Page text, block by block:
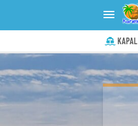

KAPAL